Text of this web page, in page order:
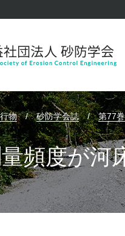
頻度が河
物 / 砂防学会誌 / 第77